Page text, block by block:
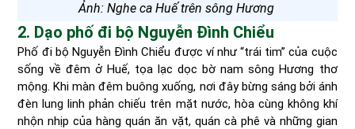
Ảnh: Nghe ca Huế trên sông Hương
2. Dạo phố đi bộ Nguyễn Đình Chiểu
Phố đi bộ Nguyễn Đình Chiểu được ví như “trái tim” của cuộc
sống về đêm ở Huế, tọa lạc dọc bờ nam sông Hương thơ
mộng. Khi màn đêm buông xuống, nơi đây bừng sáng bởi ánh
đèn lung linh phản chiếu trên mặt nước, hòa cùng không khí
nhộn nhịp của hàng quán ăn vặt, quán cà phê và những gian